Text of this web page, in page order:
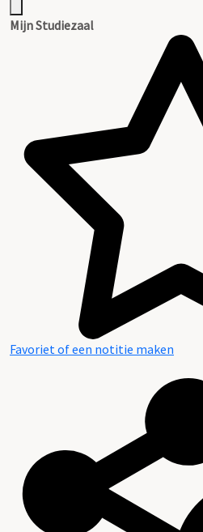
Mijn Studiezaal
Favoriet of een notitie maken